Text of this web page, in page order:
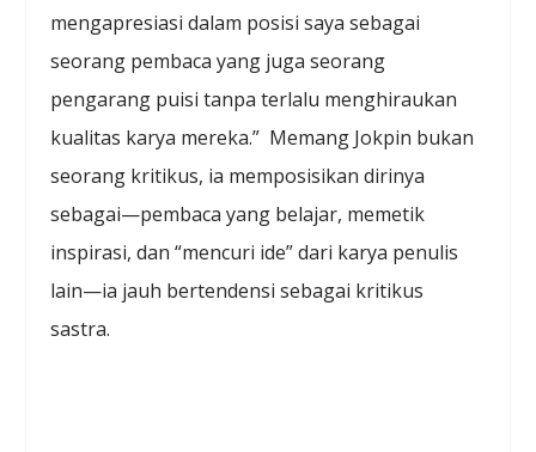
mengapresiasi dalam posisi saya sebagai
seorang pembaca yang juga seorang
pengarang puisi tanpa terlalu menghiraukan
kualitas karya mereka.” Memang Jokpin bukan
seorang kritikus, ia memposisikan dirinya
sebagai—pembaca yang belajar, memetik
inspirasi, dan “mencuri ide” dari karya penulis
lain—ia jauh bertendensi sebagai kritikus
sastra.